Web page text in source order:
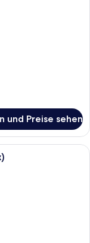
und Preise sehen
Schlafzimmer (Sky